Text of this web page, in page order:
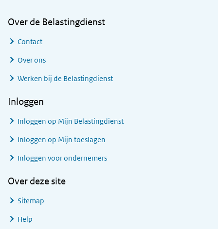
Over de Belastingdienst
Contact
Over ons
Werken bij de Belastingdienst
Inloggen
Inloggen op Mijn Belastingdienst
Inloggen op Mijn toeslagen
Inloggen voor ondernemers
Over deze site
Sitemap
Help